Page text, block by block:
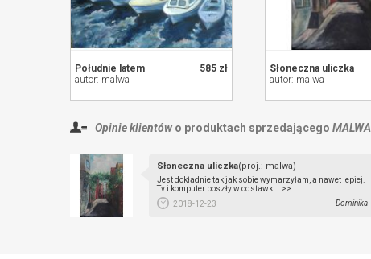
585 zł
Południe latem
autor: malwa
Słoneczna uliczka
autor: malwa
Opinie klientów o produktach sprzedającego MALWA
Słoneczna uliczka(proj.: malwa)
Jest dokładnie tak jak sobie wymarzyłam, a nawet lepiej.
Tv i komputer poszły w odstawk... >>
2018-12-23
Dominika